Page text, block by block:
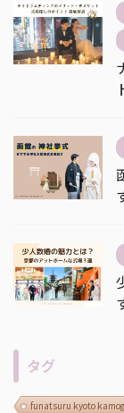
タグ
funatsuru kyoto